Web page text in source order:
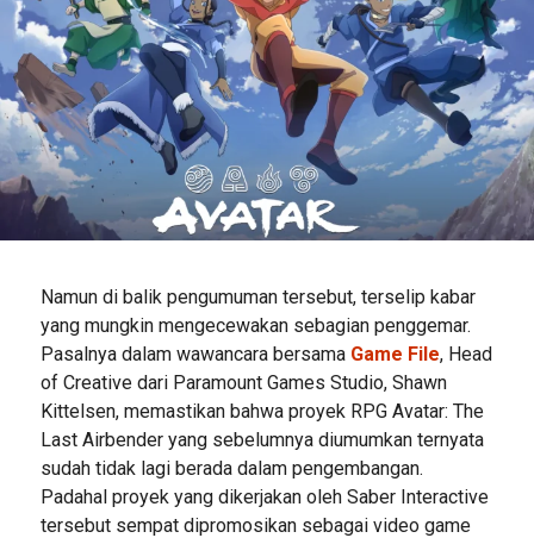
Namun di balik pengumuman tersebut, terselip kabar
yang mungkin mengecewakan sebagian penggemar.
Pasalnya dalam wawancara bersama Game File, Head
of Creative dari Paramount Games Studio, Shawn
Kittelsen, memastikan bahwa proyek RPG Avatar: The
Last Airbender yang sebelumnya diumumkan ternyata
sudah tidak lagi berada dalam pengembangan.
Padahal proyek yang dikerjakan oleh Saber Interactive
tersebut sempat dipromosikan sebagai video game